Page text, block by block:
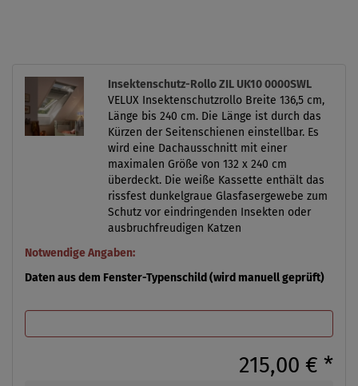
Insektenschutz-Rollo ZIL UK10 0000SWL
VELUX Insektenschutzrollo Breite 136,5 cm,
Länge bis 240 cm. Die Länge ist durch das
Kürzen der Seitenschienen einstellbar. Es
wird eine Dachausschnitt mit einer
maximalen Größe von 132 x 240 cm
überdeckt. Die weiße Kassette enthält das
rissfest dunkelgraue Glasfasergewebe zum
Schutz vor eindringenden Insekten oder
ausbruchfreudigen Katzen
Notwendige Angaben:
Daten aus dem Fenster-Typenschild (wird manuell geprüft)
215,00 € *